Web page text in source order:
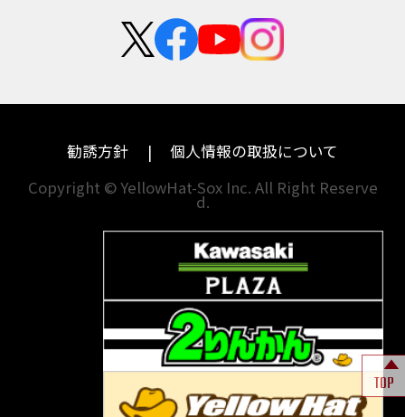
BALIUSⅡBANDIT
BANDIT 1250FBANDIT 1250S
BANDIT1250FBANDIT1250SBBQ
BEETフルエキ
BEETマフラー
BLACKLIMITEDBMW
BMW S1000RR Mパッケージ
BMWS1000R
BMW S1000RR
BMW フルパニアBM‘Sマフラー
BOBBERBOLTBOLT C-Spec
BOLT C-Spec ABS BOLT R-Spec
BOLTR-SpecBONNEVILLE
BONNEVILLE T100
ハーレーダビッドソン
ドゥカティ
モトグッツイ
MVアグスタ
他海外ﾒｰｶｰ
兵庫
福岡
長崎
熊本
中途採用・アルバイト
TOP
勧誘方針
個人情報の取扱について
Copyright © YellowHat-Sox Inc. All Right Reserve
d.